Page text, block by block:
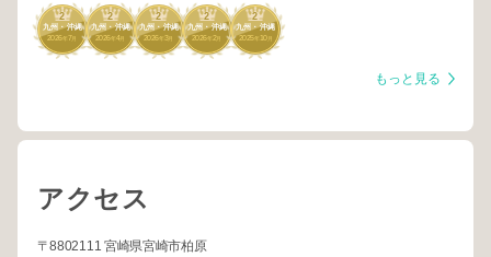
2
九州・沖縄
2026年 7
2
九州・沖縄
2026年 4月
2
九州・沖縄
2026年 3月
2
九州・沖縄
2026年 2月
2
九州・沖縄
2025年 10
もっと見る
アクセス
〒8802111 宮崎県宮崎市柏原